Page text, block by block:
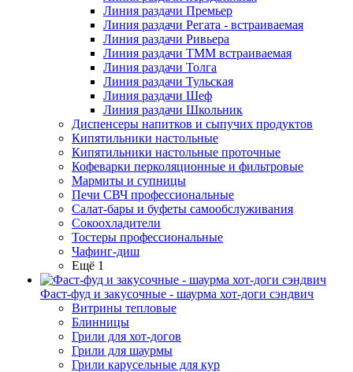
Линия раздачи Премьер
Линия раздачи Регата - встраиваемая
Линия раздачи Ривьера
Линия раздачи ТММ встраиваемая
Линия раздачи Толга
Линия раздачи Тульская
Линия раздачи Шеф
Линия раздачи Школьник
Диспенсеры напитков и сыпучих продуктов
Кипятильники настольные
Кипятильники настольные проточные
Кофеварки перколяционные и фильтровые
Мармиты и супницы
Печи СВЧ профессиональные
Салат-бары и буфеты самообслуживания
Сокоохладители
Тостеры профессиональные
Чафинг-диш
Ещё 1
Фаст-фуд и закусочные - шаурма хот-доги сэндвич
Витрины тепловые
Блинницы
Грили для хот-догов
Грили для шаурмы
Грили карусельные для кур